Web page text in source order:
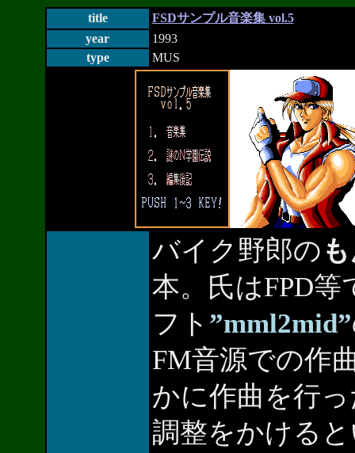
title
FSDサンプル音楽集 vol.5
year
1993
type
MUS
バイク野郎の
本。氏はFPD
フト ”mml2mid”
FM音源での作
かに作曲を行
調整をかける